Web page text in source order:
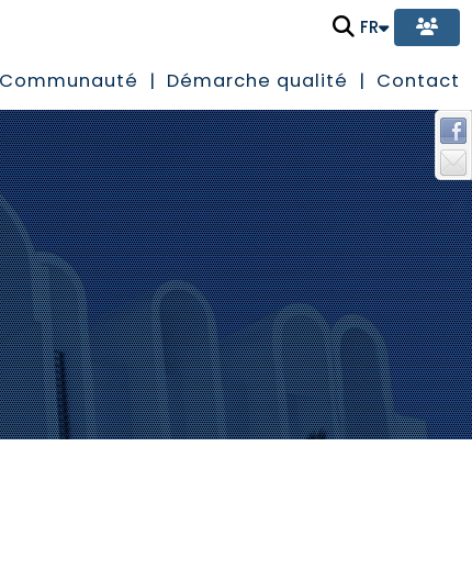
FR
Communauté Démarche qualité Contact